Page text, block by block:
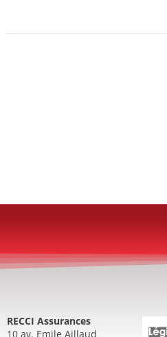
RECCI Assurances
10 av. Emile Aillaud